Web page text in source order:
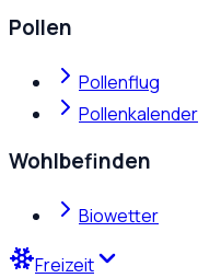
Pollen
Pollenflug
Pollenkalender
Wohlbefinden
Biowetter
Freizeit